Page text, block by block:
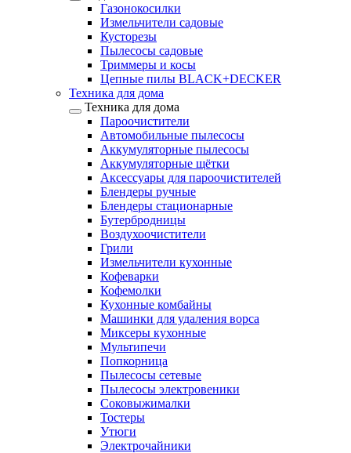
Газонокосилки
Измельчители садовые
Кусторезы
Пылесосы садовые
Триммеры и косы
Цепные пилы BLACK+DECKER
Техника для дома
Техника для дома
Пароочистители
Автомобильные пылесосы
Аккумуляторные пылесосы
Аккумуляторные щётки
Аксессуары для пароочистителей
Блендеры ручные
Блендеры стационарные
Бутербродницы
Воздухоочистители
Грили
Измельчители кухонные
Кофеварки
Кофемолки
Кухонные комбайны
Машинки для удаления ворса
Миксеры кухонные
Мультипечи
Попкорница
Пылесосы сетевые
Пылесосы электровеники
Соковыжималки
Тостеры
Утюги
Электрочайники